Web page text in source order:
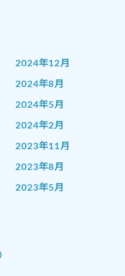
2024年12月
2024年8月
2024年5月
2024年2月
2023年11月
2023年8月
2023年5月